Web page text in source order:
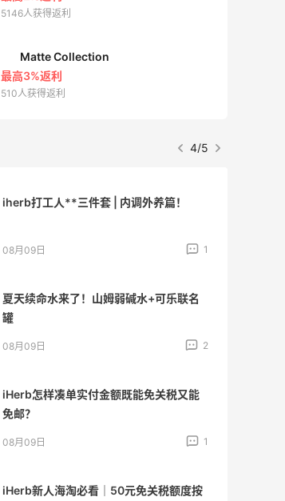
5146人获得返利
Matte Collection
最高3%返利
510人获得返利
4/5
iherb打工人**三件套 | 内调外养篇！
08月09日 1
夏天续命水来了！山姆弱碱水+可乐联名
罐
08月09日 2
iHerb怎样凑单实付金额既能免关税又能
免邮？
08月09日 1
iHerb新人海淘必看｜50元免关税额度按